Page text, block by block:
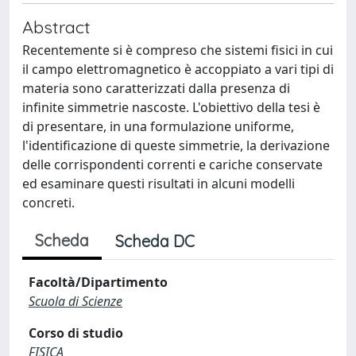
Abstract
Recentemente si è compreso che sistemi fisici in cui
il campo elettromagnetico è accoppiato a vari tipi di
materia sono caratterizzati dalla presenza di
infinite simmetrie nascoste. L'obiettivo della tesi è
di presentare, in una formulazione uniforme,
l'identificazione di queste simmetrie, la derivazione
delle corrispondenti correnti e cariche conservate
ed esaminare questi risultati in alcuni modelli
concreti.
Scheda Scheda DC
Facoltà/Dipartimento
Scuola di Scienze
Corso di studio
FISICA